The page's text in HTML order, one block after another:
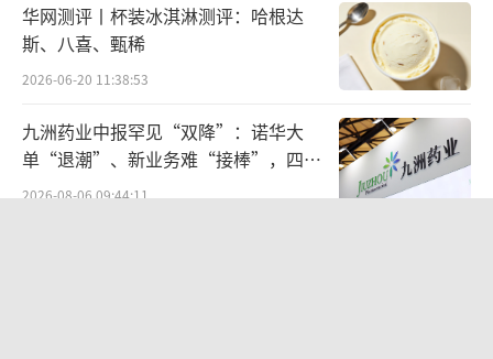
消费回归茶本身茶饮料进入“新中式”时
代
“新中式茶饮”是2023年的爆款关键词，
也是“茶”的爆发期。不止于现制茶饮门店，
随着即饮茶市场的高增长，2024年，“新中
华网测评丨杯装冰淇淋测评：哈根达
斯、八喜、甄稀
2026-06-20 11:38:53
九洲药业中报罕见“双降”：诺华大
单“退潮”、新业务难“接棒”，四大
难关待闯
2026-08-06 09:44:11